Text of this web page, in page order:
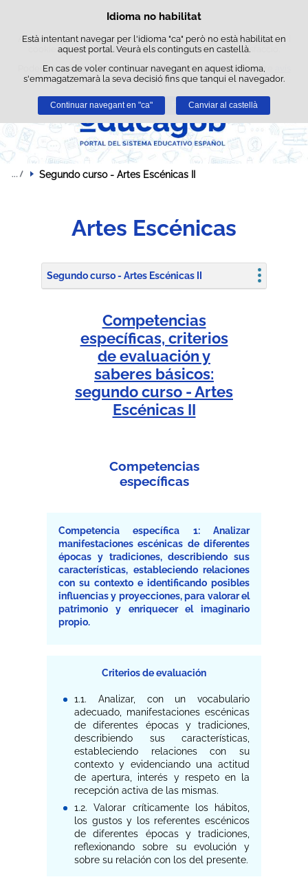
Política de cookies
Aquest lloc web utilitza cookies pròpies per facilitar la navegació i
cookies de tercers per obtenir estadístiques d'ús i satisfacció.
Podeu obtenir més informació a l'apartat "Cookies" del nostre
legal .
Acceptar Rebutjar
Idioma no habilitat
Està intentant navegar per l'idioma "ca" però no està habilitat en
aquest portal. Veurà els continguts en castellà.
En cas de voler continuar navegant en aquest idioma,
s'emmagatzemarà la seva decisió fins que tanqui el navegador.
Continuar navegant en "ca" Canviar al castellà
Passar al contingut
Segundo curso - Artes Escénicas II
Artes Escénicas
Segundo curso - Artes Escénicas II
Competencias
específicas, criterios
de evaluación y
saberes básicos:
segundo curso - Artes
Escénicas II
Competencias
específicas
Competencia específica 1: Analizar
manifestaciones escénicas de diferentes
épocas y tradiciones, describiendo sus
características, estableciendo relaciones
con su contexto e identificando posibles
influencias y proyecciones, para valorar el
patrimonio y enriquecer el imaginario
propio.
Criterios de evaluación
1.1. Analizar, con un vocabulario
adecuado, manifestaciones escénicas
de diferentes épocas y tradiciones,
describiendo sus características,
estableciendo relaciones con su
contexto y evidenciando una actitud
de apertura, interés y respeto en la
recepción activa de las mismas.
1.2. Valorar críticamente los hábitos,
los gustos y los referentes escénicos
de diferentes épocas y tradiciones,
reflexionando sobre su evolución y
sobre su relación con los del presente.